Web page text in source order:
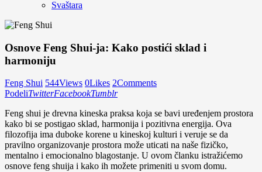
Svaštara
Osnove Feng Shui-ja: Kako postići sklad i
harmoniju
Feng Shui 544Views 0Likes 2Comments
PodeliTwitterFacebookTumblr
Feng shui je drevna kineska praksa koja se bavi uređenjem prostora
kako bi se postigao sklad, harmonija i pozitivna energija. Ova
filozofija ima duboke korene u kineskoj kulturi i veruje se da
pravilno organizovanje prostora može uticati na naše fizičko,
mentalno i emocionalno blagostanje. U ovom članku istražićemo
osnove feng shuija i kako ih možete primeniti u svom domu.